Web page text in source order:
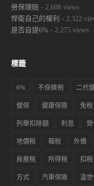
勞保理賠 - 2,608 views
悍衛自己的權利 - 2,322
是否自提6% - 2,275 views
標籤
6% 不保條例 二代
健保 健康保險 免稅
列舉扣除額 利息
地價稅 報稅 外僑
房屋稅 所得稅 扣稅
方式 汽車保險 溫世